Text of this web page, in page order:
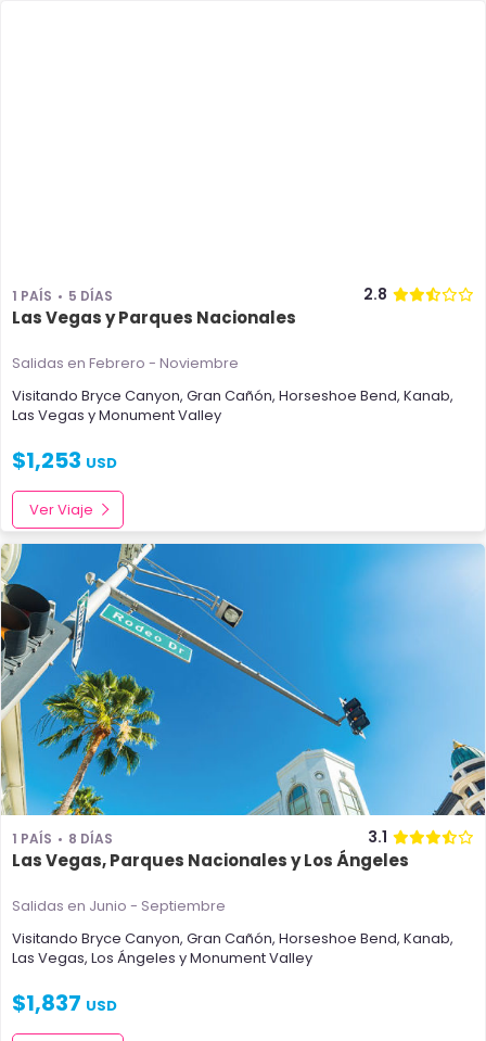
1 PAÍS 5 DÍAS 2.8
Las Vegas y Parques Nacionales
Salidas en Febrero - Noviembre
Visitando Bryce Canyon, Gran Cañón, Horseshoe Bend, Kanab,
Las Vegas yMonument Valley
$1,253 USD
Ver Viaje
1 PAÍS 8 DÍAS 3.1
Las Vegas, Parques Nacionales y Los Ángeles
Salidas en Junio - Septiembre
Visitando Bryce Canyon, Gran Cañón, Horseshoe Bend, Kanab,
Las Vegas, Los Ángeles yMonument Valley
$1,837 USD